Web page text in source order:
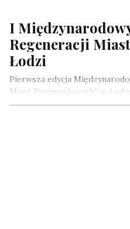
I
Regeneracji
Łodzi
Pierwsza edycja
Miast Przemysłowych” w
hybrydowej w dniach 22-23